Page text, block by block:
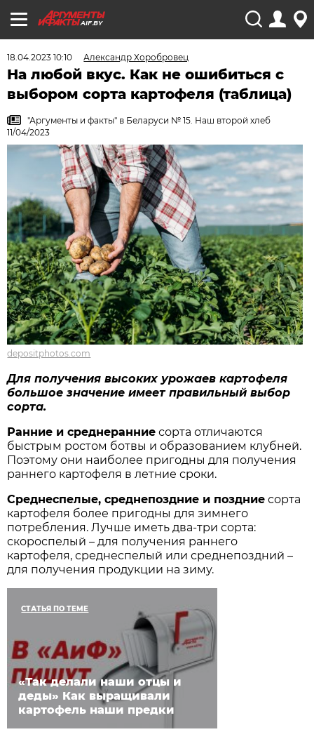
AIF.BY
18.04.2023 10:10 Александр Хоробровец
На любой вкус. Как не ошибиться с
выбором сорта картофеля (таблица)
"Аргументы и факты" в Беларуси № 15. Наш второй хлеб
11/04/2023
depositphotos.com
Для получения высоких урожаев картофеля
большое значение имеет правильный выбор
сорта.
Ранние и среднеранние сорта отличаются
быстрым ростом ботвы и образованием клубней.
Поэтому они наиболее пригодны для получения
раннего картофеля в летние сроки.
Среднеспелые, среднепоздние и поздние сорта
картофеля более пригодны для зимнего
потребления. Лучше иметь два-три сорта:
скороспелый – для получения раннего
картофеля, среднеспелый или среднепоздний –
для получения продукции на зиму.
СТАТЬЯ ПО ТЕМЕ
«Так делали наши отцы и
деды» Как выращивали
картофель наши предки